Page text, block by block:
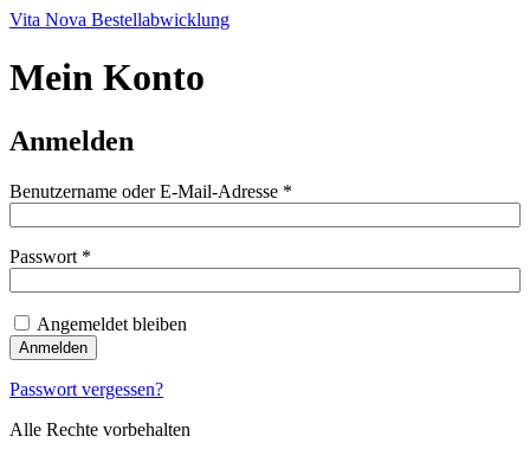
Zum
springen
Vita Nova Bestellabwicklung
Mein Konto
Anmelden
Benutzername oder E-Mail-Adresse *
Passwort *
Angemeldet bleiben
Anmelden
Passwort vergessen?
Alle Rechte vorbehalten